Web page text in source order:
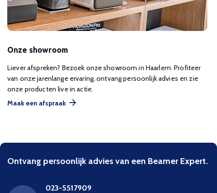
Onze showroom
Liever afspreken? Bezoek onze showroom in Haarlem. Profiteer
van onze jarenlange ervaring, ontvang persoonlijk advies en zie
onze producten live in actie.
Maak een afspraak
Ontvang persoonlijk advies van een Beamer Expert.
023-5517909